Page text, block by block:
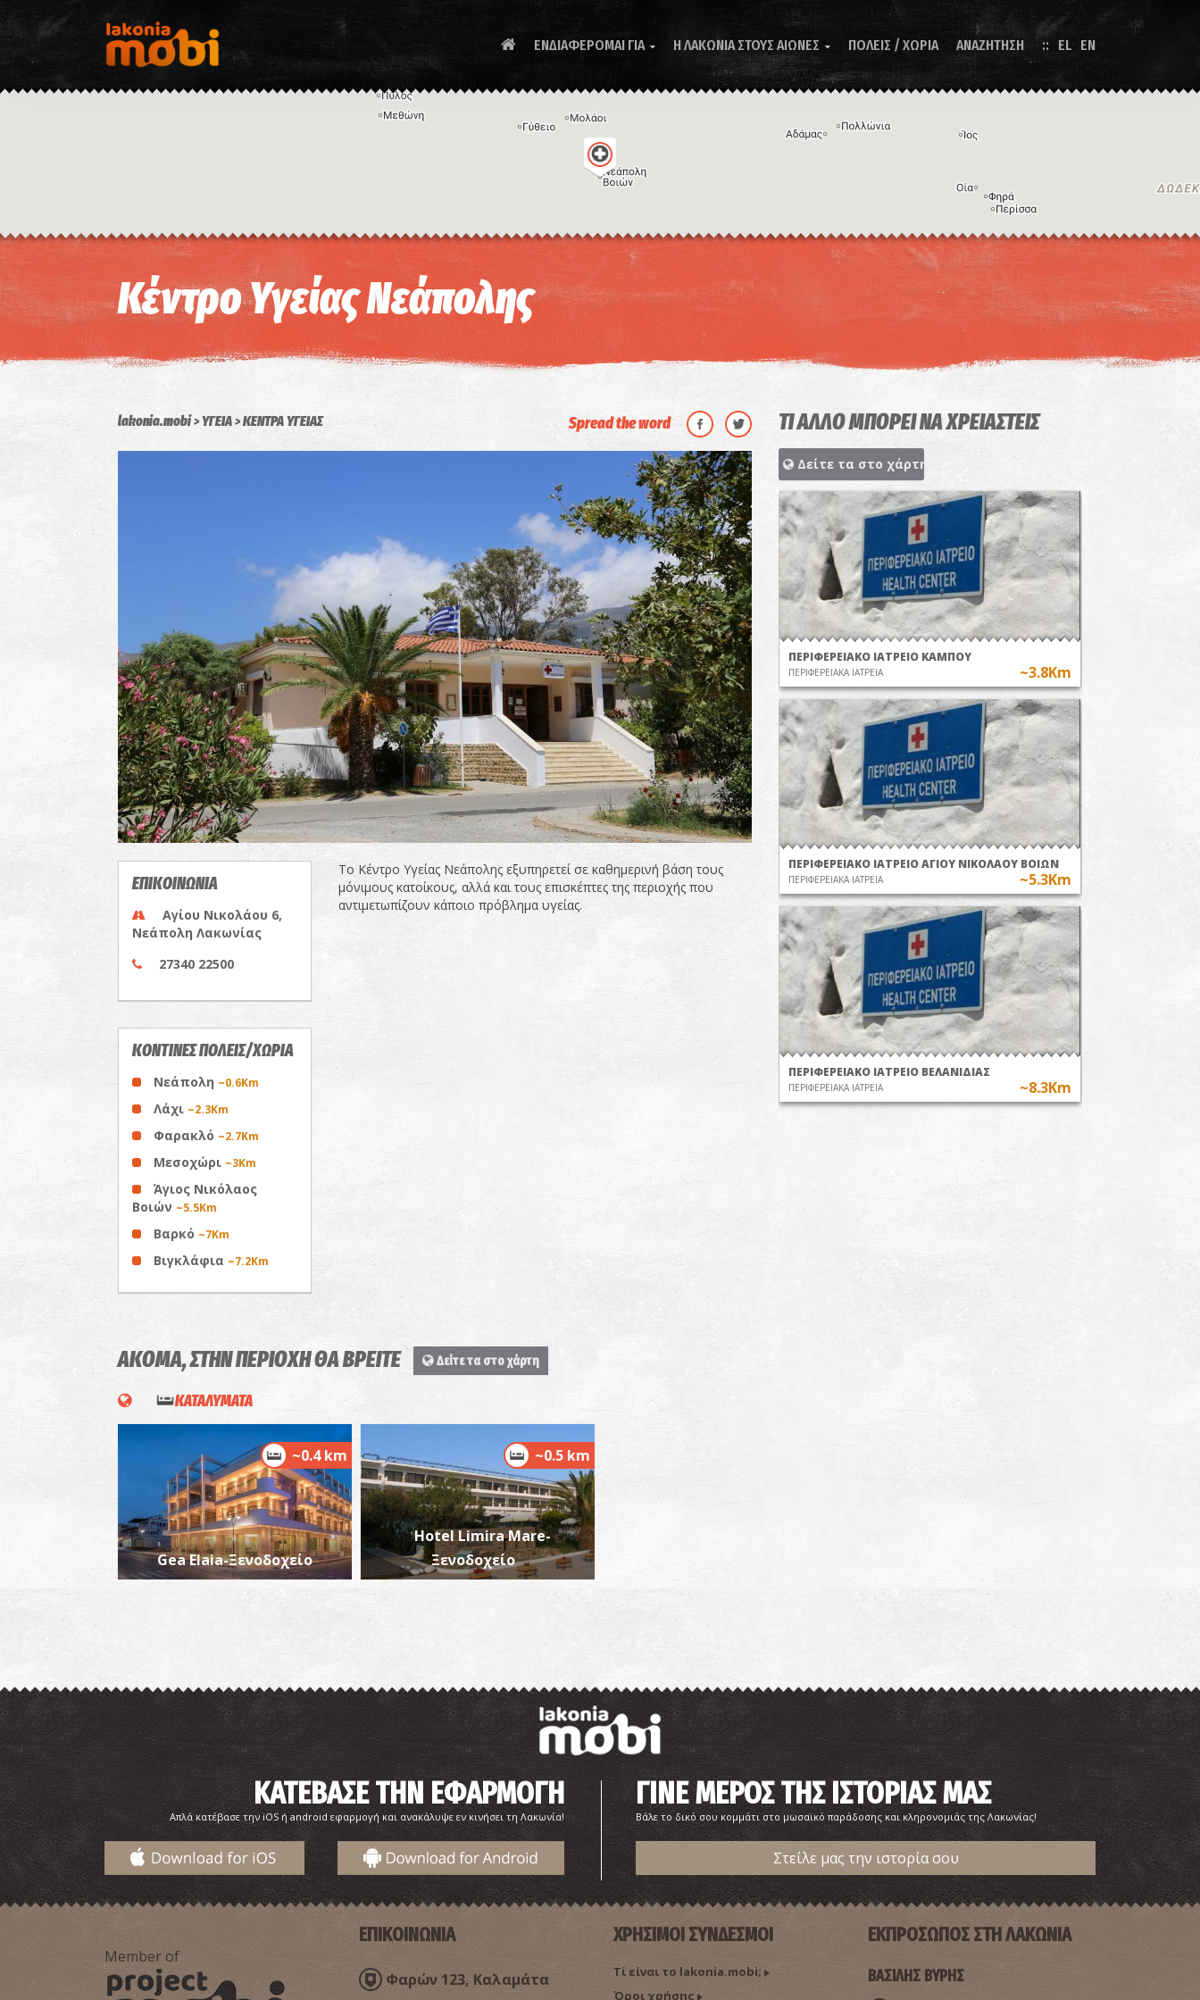
ΕΝΔΙΑΦΕΡΟΜΑΙ ΓΙΑ  Η ΛΑΚΩΝΙΑ ΣΤΟΥΣ ΑΙΩΝΕΣ  ΠΟΛΕΙΣ / ΧΩΡΙΑ ΑΝΑΖΗΤΗΣΗ EL EN
Συντομεύσεις πληκτρολογίου Η εικόνα ενδέχεται να υπόκειται σε πνευματικά δικαιώματα
Κέντρο Υγείας Νεάπολης
lakonia.mobi ΥΓΕΙΑ ΚΕΝΤΡΑ ΥΓΕΙΑΣ Spread the word
ΕΠΙΚΟΙΝΩΝΙΑ
Αγίου Νικολάου 6,
Νεάπολη Λακωνίας
27340 22500
ΚΟΝΤΙΝΕΣ ΠΟΛΕΙΣ/ΧΩΡΙΑ
Νεάπολη ~0.6Km
Λάχι ~2.3Km
Φαρακλό ~2.7Km
Μεσοχώρι ~3Km
Άγιος Νικόλαος
Βοιών ~5.5Km
Βαρκό ~7Km
Βιγκλάφια ~7.2Km
Το Κέντρο Υγείας Νεάπολης εξυπηρετεί σε καθημερινή βάση τους
μόνιμους κατοίκους, αλλά και τους επισκέπτες της περιοχής που
αντιμετωπίζουν κάποιο πρόβλημα υγείας.
ΤΙ ΑΛΛΟ ΜΠΟΡΕΙ ΝΑ ΧΡΕΙΑΣΤΕΙΣ
Δείτε τα στο χάρτη
ΠΕΡΙΦΕΡΕΙΑΚΟ ΙΑΤΡΕΙΟ ΚΑΜΠΟΥ
ΠΕΡΙΦΕΡΕΙΑΚΑ ΙΑΤΡΕΙΑ ~3.8Km
ΠΕΡΙΦΕΡΕΙΑΚΟ ΙΑΤΡΕΙΟ ΑΓΙΟΥ ΝΙΚΟΛΑΟΥ ΒΟΙΩΝ
ΠΕΡΙΦΕΡΕΙΑΚΑ ΙΑΤΡΕΙΑ ~5.3Km
ΠΕΡΙΦΕΡΕΙΑΚΟ ΙΑΤΡΕΙΟ ΒΕΛΑΝΙΔΙΑΣ
ΠΕΡΙΦΕΡΕΙΑΚΑ ΙΑΤΡΕΙΑ ~8.3Km
ΑΚΟΜΑ, ΣΤΗΝ ΠΕΡΙΟΧΗ ΘΑ ΒΡΕΙΤΕ Δείτε τα στο χάρτη
ΚΑΤΑΛΥΜΑΤΑ
~0.4 km
Gea Elaia-Ξενοδοχείο
~0.5 km
Hotel Limira Mare-
Ξενοδοχείο
ΚΑΤΕΒΑΣΕ ΤΗΝ ΕΦΑΡΜΟΓΗ
Απλά κατέβασε την iOS ή android εφαρμογή και ανακάλυψε εν κινήσει τη Λακωνία!
ΓΙΝΕ ΜΕΡΟΣ ΤΗΣ ΙΣΤΟΡΙΑΣ ΜΑΣ
Βάλε το δικό σου κομμάτι στο μωσαϊκό παράδοσης και κληρονομιάς της Λακωνίας!
Στείλε μας την ιστορία σου
Member of
ΕΠΙΚΟΙΝΩΝΙΑ
Φαρών 123, Καλαμάτα
ΧΡΗΣΙΜΟΙ ΣΥΝΔΕΣΜΟΙ
Τί είναι το lakonia.mobi;
Όροι χρήσης
ΕΚΠΡΟΣΩΠΟΣ ΣΤΗ ΛΑΚΩΝΙΑ
ΒΑΣΙΛΗΣ ΒΥΡΗΣ